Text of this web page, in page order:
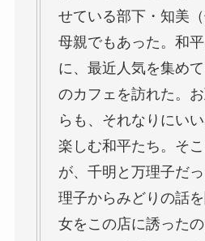
せている部下・知美
母親でもあった。和
に、最近人気を集め
のカフェを訪れた。
らも、それなりにい
楽しむ和平たち。そ
が、千明と万理子だ
理子からみどりの話
女をこの店に誘った